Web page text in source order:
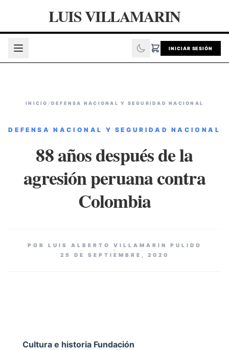
LUIS VILLAMARIN
INICIAR SESIÓN
INICIO / DEFENSA NACIONAL Y SEGURIDAD NACIONAL
DEFENSA NACIONAL Y SEGURIDAD NACIONAL
88 años después de la
agresión peruana contra
Colombia
POR LUIS ALBERTO VILLAMARIN PULIDO
25 DE SEPTIEMBRE, 2020
Cultura e historia Fundación